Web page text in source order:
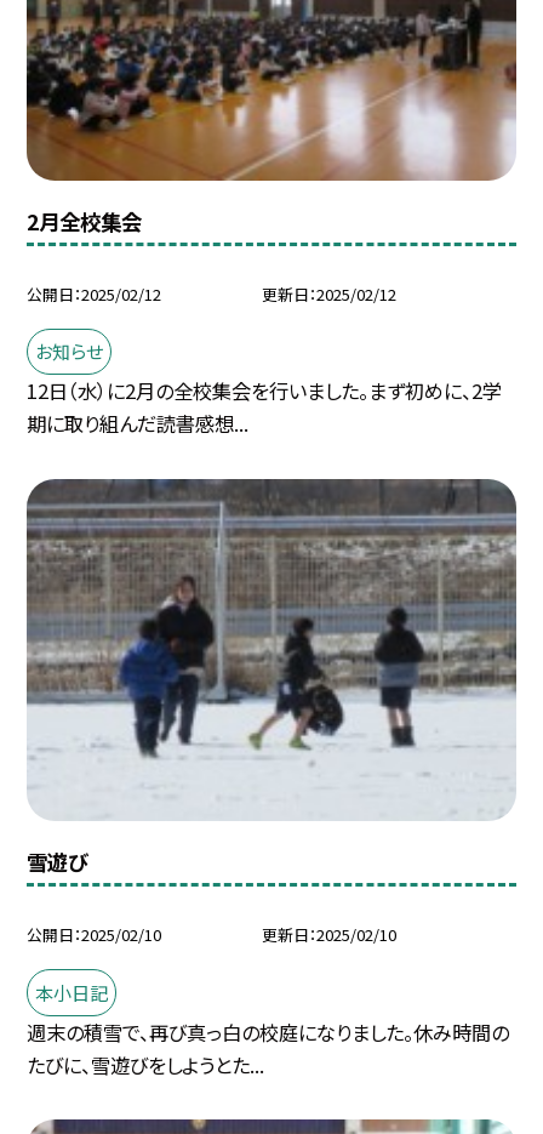
2月全校集会
公開日 2025/02/12 更新日 2025/02/12
お知らせ
12日（水）に2月の全校集会を行いました。まず初めに、2学
期に取り組んだ読書感想...
雪遊び
公開日 2025/02/10 更新日 2025/02/10
本小日記
週末の積雪で、再び真っ白の校庭になりました。休み時間の
たびに、雪遊びをしようとた...